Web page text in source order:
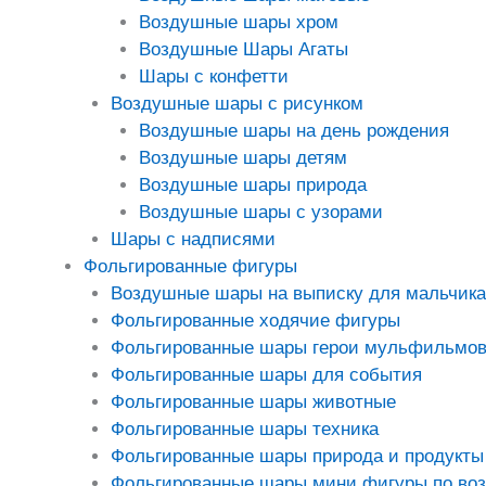
Воздушные шары хром
Воздушные Шары Агаты
Шары с конфетти
Воздушные шары с рисунком
Воздушные шары на день рождения
Воздушные шары детям
Воздушные шары природа
Воздушные шары с узорами
Шары с надписями
Фольгированные фигуры
Воздушные шары на выписку для мальчика
Фольгированные ходячие фигуры
Фольгированные шары герои мульфильмов
Фольгированные шары для события
Фольгированные шары животные
Фольгированные шары техника
Фольгированные шары природа и продукты